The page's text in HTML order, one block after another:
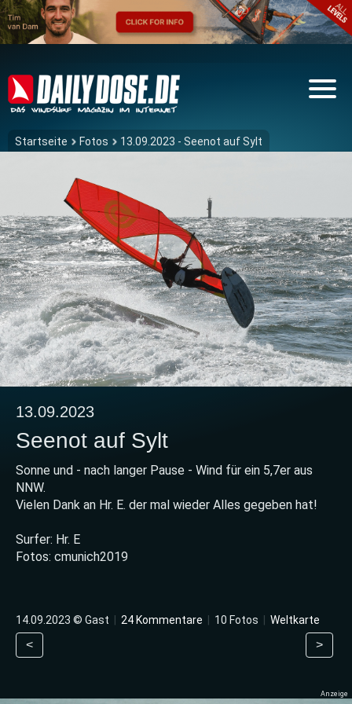
Startseite Fotos 13.09.2023 - Seenot auf Sylt
13.09.2023
Seenot auf Sylt
Sonne und - nach langer Pause - Wind für ein 5,7er aus
NNW.
Vielen Dank an Hr. E. der mal wieder Alles gegeben hat!
Surfer: Hr. E
Fotos: cmunich2019
14.09.2023 © Gast 24 Kommentare 10 Fotos Weltkarte
< >